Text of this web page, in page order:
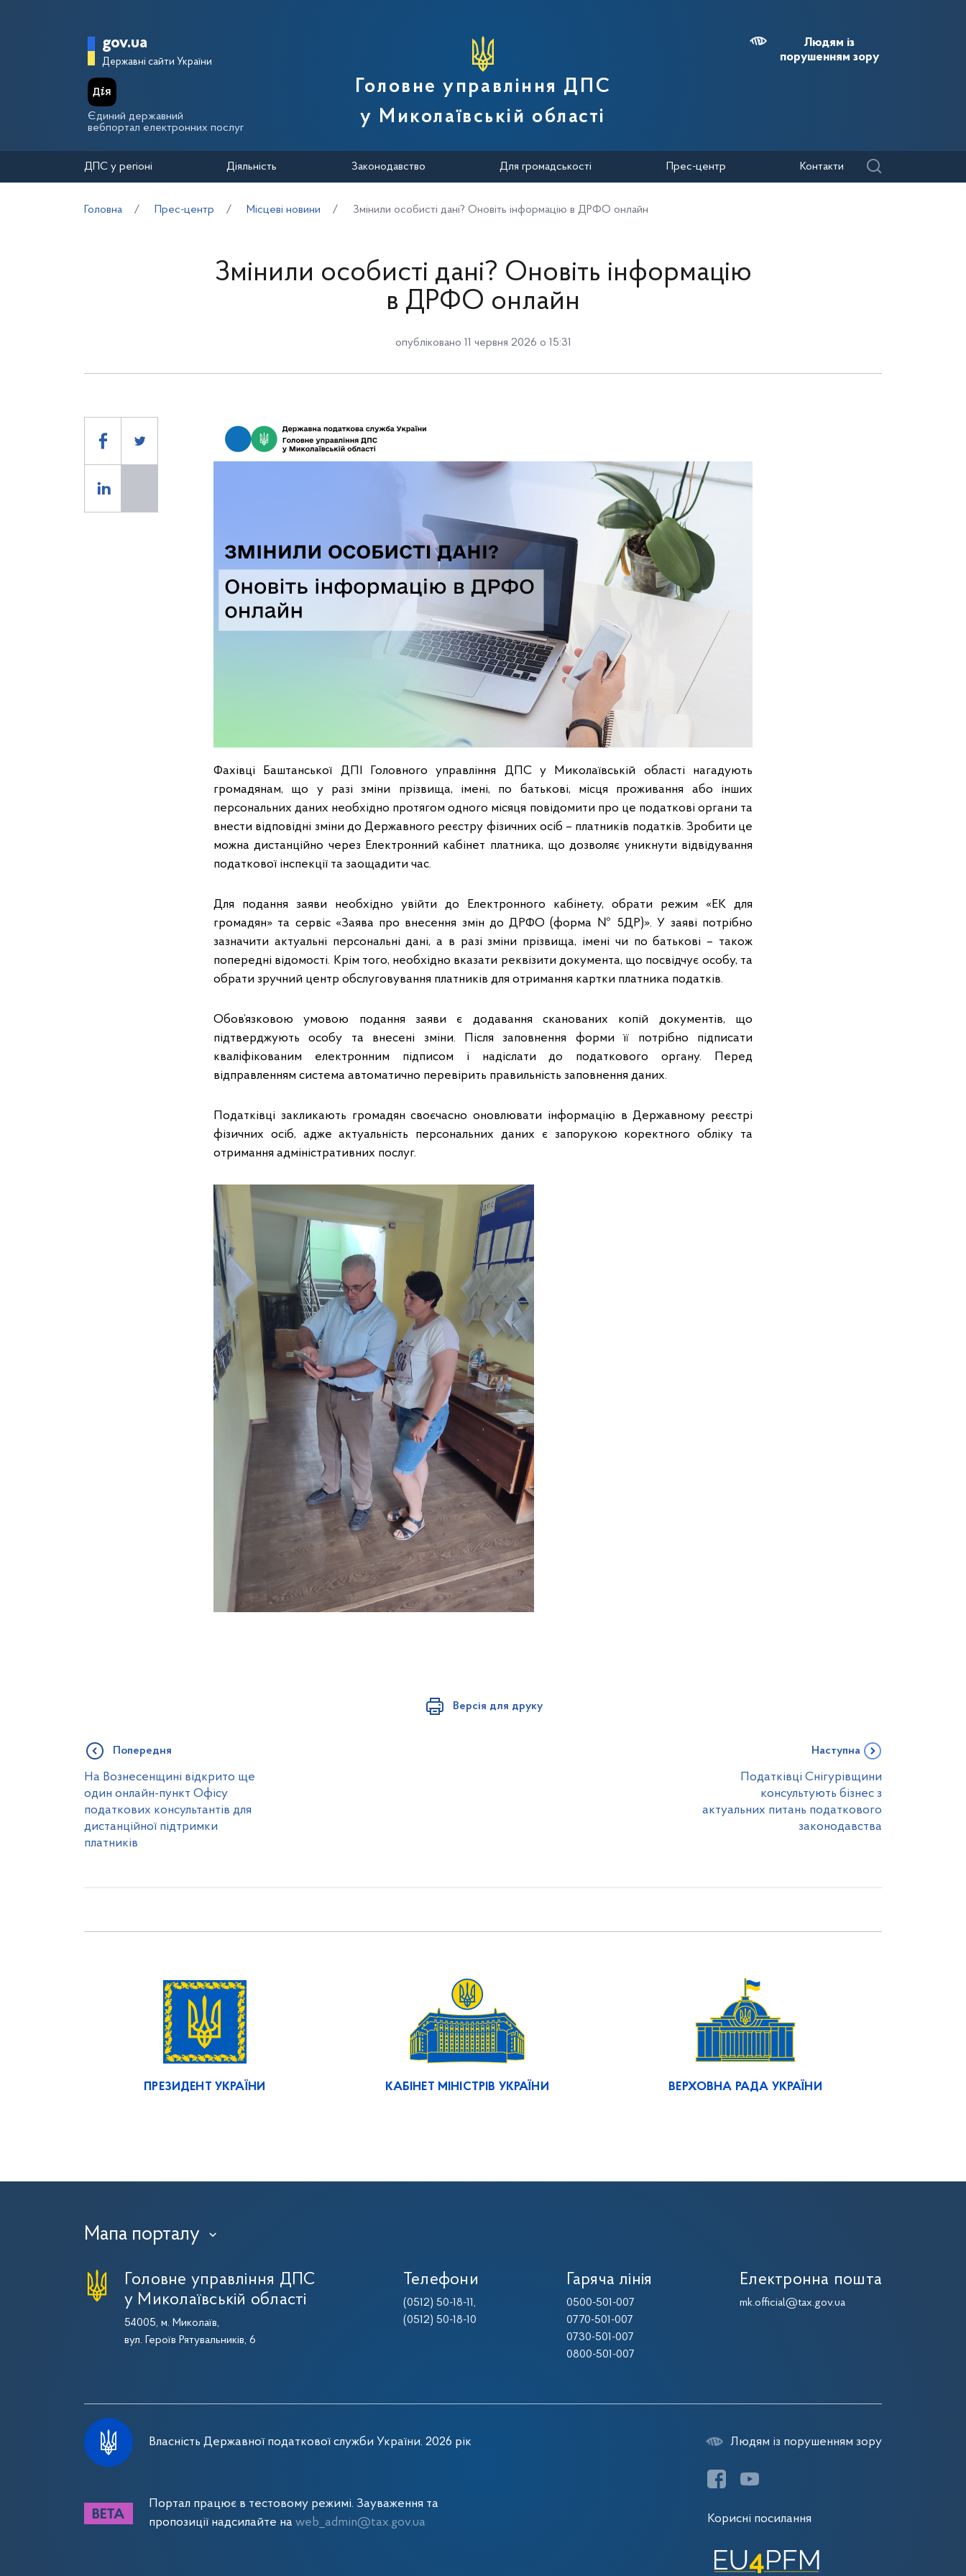
Головна сторінка Державної податкової служби України
gov.ua
Державні сайти України
Єдиний державний
вебпортал електронних послуг
Головне управління ДПС
у Миколаївській області
Людям із
порушенням зору
ДПС у регіоні Діяльність Законодавство Для громадськості Прес-центр Контакти
Головна Прес-центр Місцеві новини Змінили особисті дані? Оновіть інформацію в ДРФО онлайн
Змінили особисті дані? Оновіть інформацію
в ДРФО онлайн
опубліковано 11 червня 2026 о 15:31
Фахівці Баштанської ДПІ Головного управління ДПС у Миколаївській області нагадують
громадянам, що у разі зміни прізвища, імені, по батькові, місця проживання або інших
персональних даних необхідно протягом одного місяця повідомити про це податкові органи та
внести відповідні зміни до Державного реєстру фізичних осіб – платників податків. Зробити це
можна дистанційно через Електронний кабінет платника, що дозволяє уникнути відвідування
податкової інспекції та заощадити час.
Для подання заяви необхідно увійти до Електронного кабінету, обрати режим «ЕК для
громадян» та сервіс «Заява про внесення змін до ДРФО (форма № 5ДР)». У заяві потрібно
зазначити актуальні персональні дані, а в разі зміни прізвища, імені чи по батькові – також
попередні відомості. Крім того, необхідно вказати реквізити документа, що посвідчує особу, та
обрати зручний центр обслуговування платників для отримання картки платника податків.
Обов’язковою умовою подання заяви є додавання сканованих копій документів, що
підтверджують особу та внесені зміни. Після заповнення форми її потрібно підписати
кваліфікованим електронним підписом і надіслати до податкового органу. Перед
відправленням система автоматично перевірить правильність заповнення даних.
Податківці закликають громадян своєчасно оновлювати інформацію в Державному реєстрі
фізичних осіб, адже актуальність персональних даних є запорукою коректного обліку та
отримання адміністративних послуг.
Версія для друку
Попередня
На Вознесенщині відкрито ще
один онлайн-пункт Офісу
податкових консультантів для
дистанційної підтримки
платників
Наступна
Податківці Снігурівщини
консультують бізнес з
актуальних питань податкового
законодавства
ПРЕЗИДЕНТ УКРАЇНИ КАБІНЕТ МІНІСТРІВ УКРАЇНИ ВЕРХОВНА РАДА УКРАЇНИ
Мапа порталу ›
Головне управління ДПС
у Миколаївській області
54005, м. Миколаїв,
вул. Героїв Рятувальників, 6
Телефони
(0512) 50-18-11 ,
(0512) 50-18-10
Гаряча лінія
0500-501-007
0770-501-007
0730-501-007
0800-501-007
Електронна пошта
mk.official@tax.gov.ua
Власність Державної податкової служби України. 2026 рік
Портал працює в тестовому режимі. Зауваження та
пропозиції надсилайте на web_admin@tax.gov.ua
Людям із порушенням зору
Корисні посилання